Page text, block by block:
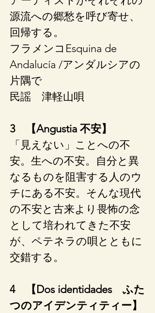
源流への郷愁を呼び寄せ、
回帰する。
フラメンコ​Esquina de
Andalucía /アンダルシアの
片隅で
民謡 ​​津軽山唄
3 【Angustia 不安】
「見えない」ことへの不
安。生への不安。自分と異
なるものを阻害する人のウ
チにある不安。そんな現代
の不安と古来より畏怖の念
として培われてきた不安
が、ペテネラの唄とともに
交錯する。
4 【Dos identidades ふた
つのアイデンティティー】